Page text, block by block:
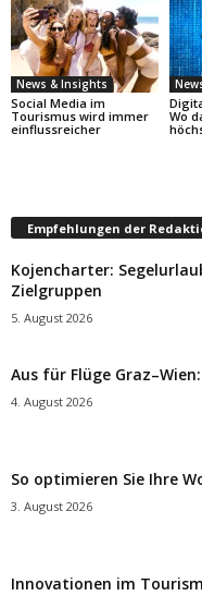
News & Insights
Social Media im
Tourismus wird immer
einflussreicher
Wo
Empfehlungen der
Kojencharter:
Zielgruppen
5. August 2026
Aus für Flüge
4. August 2026
So optimieren Sie Ihre
3. August 2026
Innovationen im